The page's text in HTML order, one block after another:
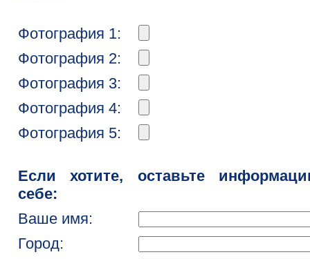
Фотография 1:
Фотография 2:
Фотография 3:
Фотография 4:
Фотография 5:
Если хотите, оставьте
себе:
Ваше имя:
Город: